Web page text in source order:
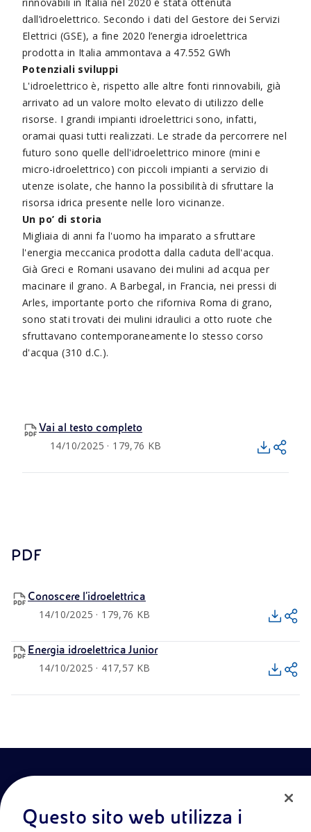
dall’idroelettrico. Secondo i dati del Gestore dei Servizi
Elettrici (GSE), a fine 2020 l’energia idroelettrica
prodotta in Italia ammontava a 47.552 GWh
Potenziali sviluppi
L'idroelettrico è, rispetto alle altre fonti rinnovabili, già
arrivato ad un valore molto elevato di utilizzo delle
risorse. I grandi impianti idroelettrici sono, infatti,
oramai quasi tutti realizzati. Le strade da percorrere nel
futuro sono quelle dell'idroelettrico minore (mini e
micro-idroelettrico) con piccoli impianti a servizio di
utenze isolate, che hanno la possibilità di sfruttare la
risorsa idrica presente nelle loro vicinanze.
Un po’ di storia
Migliaia di anni fa l'uomo ha imparato a sfruttare
l'energia meccanica prodotta dalla caduta dell'acqua.
Già Greci e Romani usavano dei mulini ad acqua per
macinare il grano. A Barbegal, in Francia, nei pressi di
Arles, importante porto che riforniva Roma di grano,
sono stati trovati dei mulini idraulici a otto ruote che
sfruttavano contemporaneamente lo stesso corso
d'acqua (310 d.C.).
Vai al testo completo
14/10/2025 · 179,76 KB
PDF
Conoscere l’idroelettrica
14/10/2025 · 179,76 KB
Energia idroelettrica Junior
14/10/2025 · 417,57 KB
Questo sito web utilizza i